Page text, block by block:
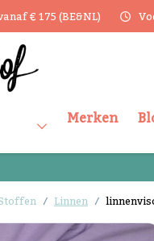
€ 175 (BE&NL)
Merken
Linnen